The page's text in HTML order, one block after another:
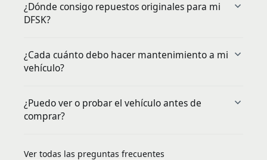
¿Dónde consigo repuestos originales para mi
DFSK?
¿Cada cuánto debo hacer mantenimiento a mi
vehículo?
¿Puedo ver o probar el vehículo antes de
comprar?
Ver todas las preguntas frecuentes